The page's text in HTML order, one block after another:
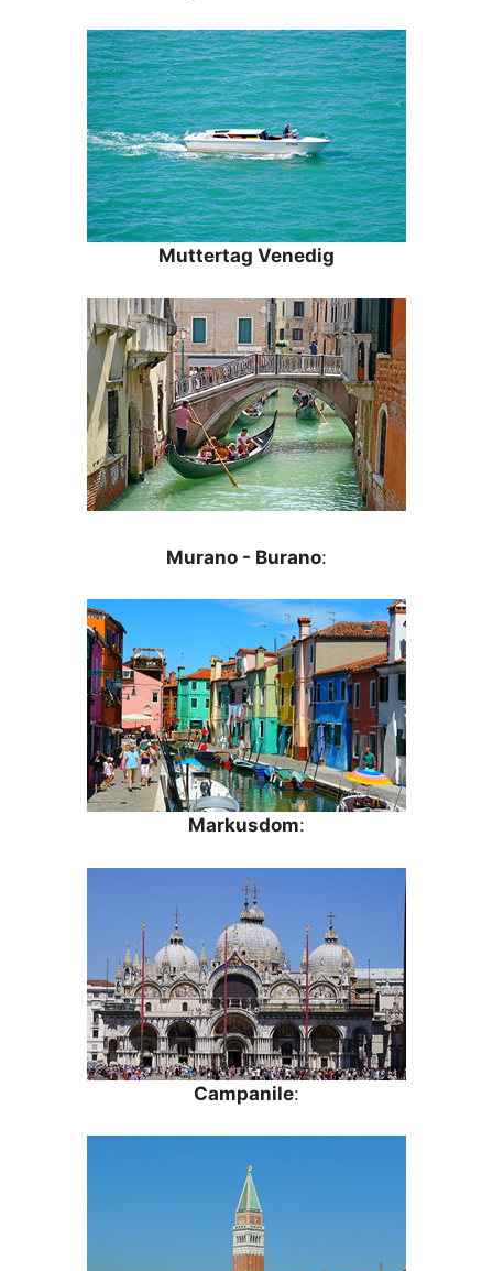
Muttertag Venedig
Murano - Burano:
Markusdom:
Campanile: